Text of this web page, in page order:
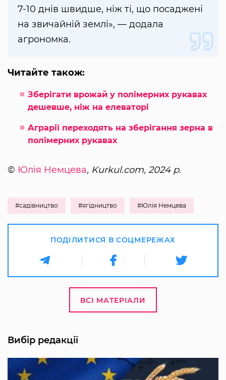
7-10 днів швидше, ніж ті, що посаджені
на звичайній землі», — додала
агрономка.
Читайте також:
Зберігати врожай у полімерних рукавах
дешевше, ніж на елеваторі
Аграрії переходять на зберігання зерна в
полімерних рукавах
© Юлія Немцева, Kurkul.com, 2024 р.
#садівництво #ягідництво #Юлія Немцева
ПОДІЛИТИСЯ В СОЦМЕРЕЖАХ
ВСІ МАТЕРІАЛИ
Вибір редакції